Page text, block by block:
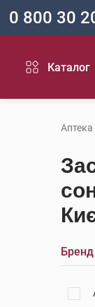
0 800 30
Каталог
Аптека
Бренд